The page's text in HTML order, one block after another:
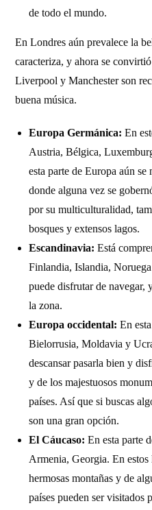
de todo el mundo.
En Londres aún prevalece la
caracteriza, y ahora se
Liverpool y Manchester son
buena música.
Europa Germánica:En
Austria, Bélgica,
esta parte de Europa aún
donde alguna vez se
por su multiculturalidad,
bosques y extensos lagos.
Escandinavia:Está
Finlandia, Islandia,
puede disfrutar de navegar,
la zona.
Europa occidental: En
Bielorrusia, Moldavia y
descansar pasarla bien y
y de los majestuosos
países. Así que si buscas
son una gran opción.
El Cáucaso:En esta parte
Armenia, Georgia. En estos
hermosas montañas y de
países pueden ser visitados